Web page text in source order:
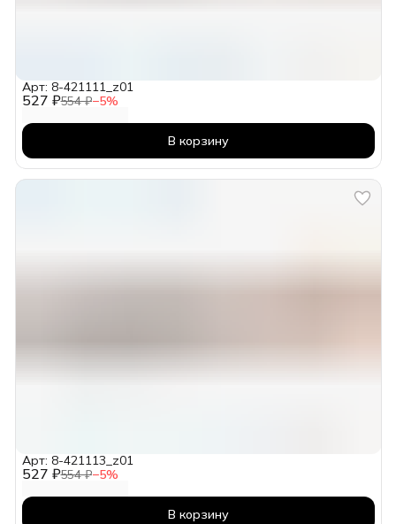
527 ₽554 ₽−5%
Арт: 8-421111_z01
В корзину
527 ₽554 ₽−5%
Арт: 8-421113_z01
В корзину